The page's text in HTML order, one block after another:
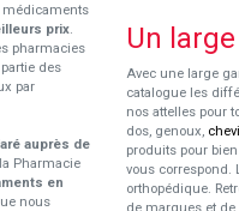
médicaments
prix.
pharmacies
des
par
auprès de
Pharmacie
en
nous
Un
Avec une large
catalogue les
nos attelles pour
dos, genoux,
produits pour
vous correspond.
orthopédique.